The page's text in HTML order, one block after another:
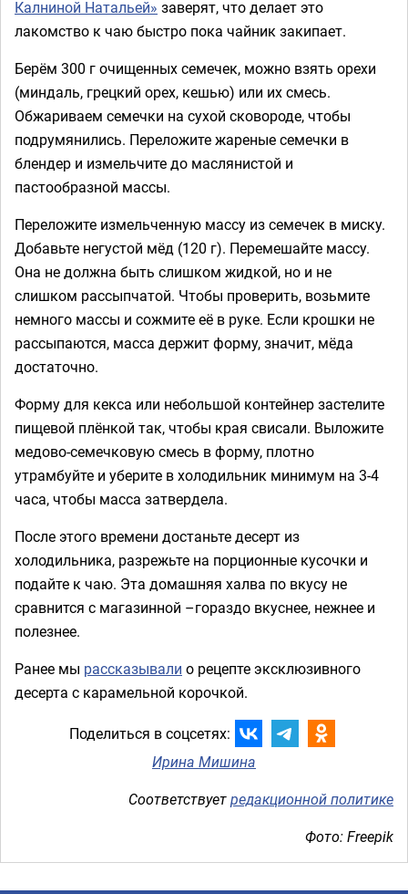
Калниной Натальей» заверят, что делает это
лакомство к чаю быстро пока чайник закипает.
Берём 300 г очищенных семечек, можно взять орехи
(миндаль, грецкий орех, кешью) или их смесь.
Обжариваем семечки на сухой сковороде, чтобы
подрумянились. Переложите жареные семечки в
блендер и измельчите до маслянистой и
пастообразной массы.
Переложите измельченную массу из семечек в миску.
Добавьте негустой мёд (120 г). Перемешайте массу.
Она не должна быть слишком жидкой, но и не
слишком рассыпчатой. Чтобы проверить, возьмите
немного массы и сожмите её в руке. Если крошки не
рассыпаются, масса держит форму, значит, мёда
достаточно.
Форму для кекса или небольшой контейнер застелите
пищевой плёнкой так, чтобы края свисали. Выложите
медово-семечковую смесь в форму, плотно
утрамбуйте и уберите в холодильник минимум на 3-4
часа, чтобы масса затвердела.
После этого времени достаньте десерт из
холодильника, разрежьте на порционные кусочки и
подайте к чаю. Эта домашняя халва по вкусу не
сравнится с магазинной –гораздо вкуснее, нежнее и
полезнее.
Ранее мы рассказывали о рецепте эксклюзивного
десерта с карамельной корочкой.
Поделиться в соцсетях:
Ирина Мишина
Соответствуетредакционной политике
Фото: Freepik